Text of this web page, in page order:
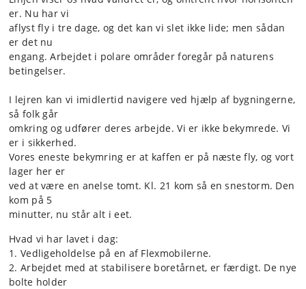
er. Nu har vi
aflyst fly i tre dage, og det kan vi slet ikke lide; men sådan
er det nu
engang. Arbejdet i polare områder foregår på naturens
betingelser.
I lejren kan vi imidlertid navigere ved hjælp af bygningerne,
så folk går
omkring og udfører deres arbejde. Vi er ikke bekymrede. Vi
er i sikkerhed.
Vores eneste bekymring er at kaffen er på næste fly, og vort
lager her er
ved at være en anelse tomt. Kl. 21 kom så en snestorm. Den
kom på 5
minutter, nu står alt i eet.
Hvad vi har lavet i dag:
1. Vedligeholdelse på en af Flexmobilerne.
2. Arbejdet med at stabilisere boretårnet, er færdigt. De nye
bolte holder